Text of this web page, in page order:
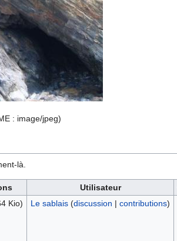
: image/jpeg)
là.
Utilisateur
Kio) Le sablais (discussion | contributions)